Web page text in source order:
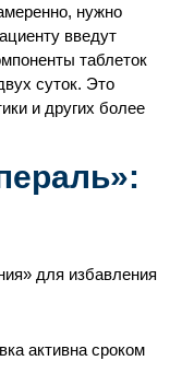
сутки
нужно
введут
таблеток
суток. Это
и других более
для избавления
активна сроком